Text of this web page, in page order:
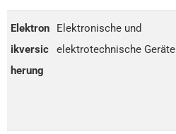
Elektron
ikversic
herung
Elektronische und
elektrotechnische Geräte